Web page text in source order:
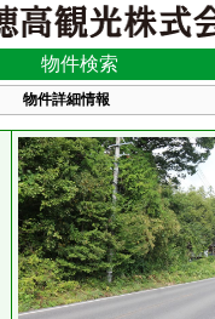
物件検索
物件詳細情報